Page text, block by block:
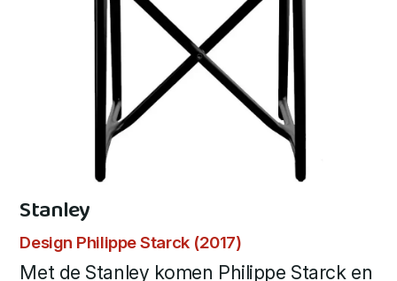
Stanley
Design Philippe Starck (2017)
Met de Stanley komen Philippe Starck en